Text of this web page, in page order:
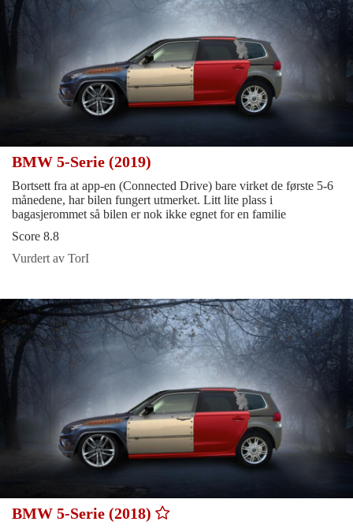
BMW 5-Serie (2019)
Bortsett fra at app-en (Connected Drive) bare virket de første 5-6
månedene, har bilen fungert utmerket. Litt lite plass i
bagasjerommet så bilen er nok ikke egnet for en familie
Score 8.8
Vurdert av TorI
BMW 5-Serie (2018)